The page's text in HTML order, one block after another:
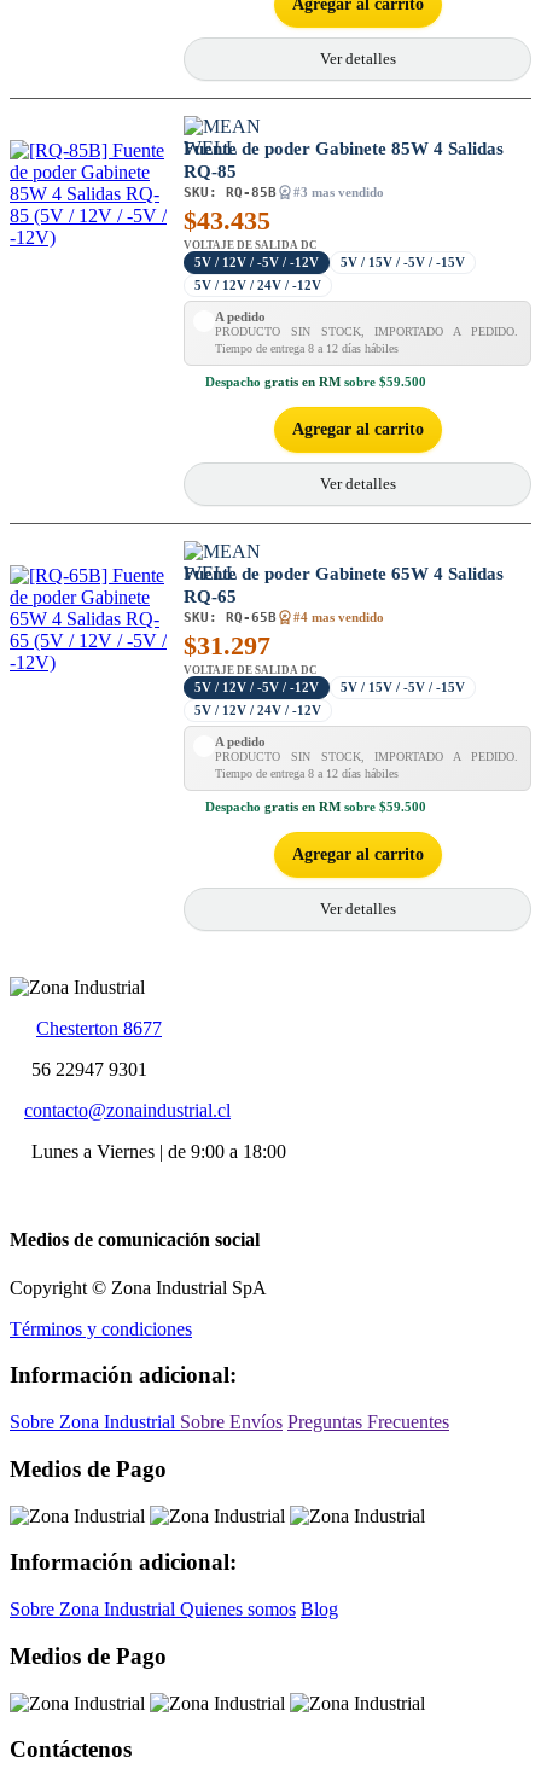
Agregar al carrito
Ver detalles
Fuente de poder Gabinete 85W 4 Salidas
RQ-85
SKU: RQ-85B #3 mas vendido
$43.435
VOLTAJE DE SALIDA DC
5V / 12V / -5V / -12V
5V / 15V / -5V / -15V
5V / 12V / 24V / -12V
A pedido
PRODUCTO SIN STOCK, IMPORTADO A PEDIDO.
Tiempo de entrega 8 a 12 días hábiles
Despacho gratis en RM sobre $59.500
Agregar al carrito
Ver detalles
Fuente de poder Gabinete 65W 4 Salidas
RQ-65
SKU: RQ-65B #4 mas vendido
$31.297
VOLTAJE DE SALIDA DC
5V / 12V / -5V / -12V
5V / 15V / -5V / -15V
5V / 12V / 24V / -12V
A pedido
PRODUCTO SIN STOCK, IMPORTADO A PEDIDO.
Tiempo de entrega 8 a 12 días hábiles
Despacho gratis en RM sobre $59.500
Agregar al carrito
Ver detalles
Chesterton 8677
56 22947 9301
contacto@zonaindustrial.cl
Lunes a Viernes | de 9:00 a 18:00
Medios de comunicación social
Copyright © Zona Industrial SpA
Términos y condiciones
Información adicional:
Sobre Zona Industrial Sobre Envíos Preguntas Frecuentes
Medios de Pago
Información adicional:
Sobre Zona Industrial Quienes somos Blog
Medios de Pago
Contáctenos